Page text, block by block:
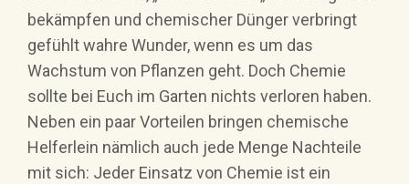
bekämpfen und chemischer Dünger verbringt
gefühlt wahre Wunder, wenn es um das
Wachstum von Pflanzen geht. Doch Chemie
sollte bei Euch im Garten nichts verloren haben.
Neben ein paar Vorteilen bringen chemische
Helferlein nämlich auch jede Menge Nachteile
mit sich: Jeder Einsatz von Chemie ist ein